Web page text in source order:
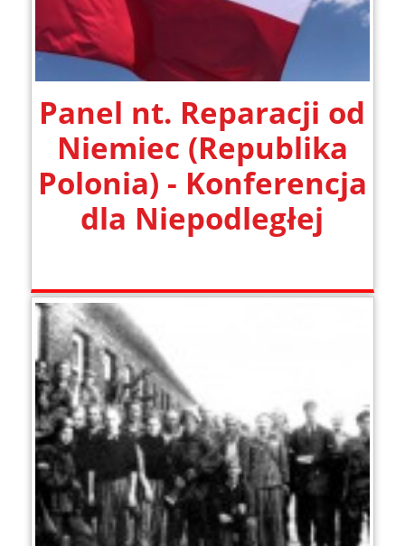
Panel nt. Reparacji od
Niemiec (Republika
Polonia) - Konferencja
dla Niepodległej